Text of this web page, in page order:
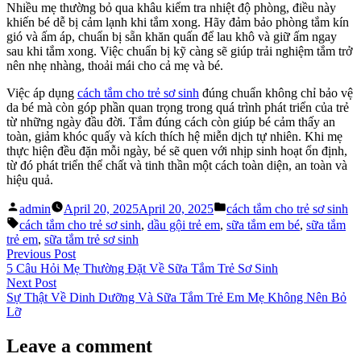
Nhiều mẹ thường bỏ qua khâu kiểm tra nhiệt độ phòng, điều này
khiến bé dễ bị cảm lạnh khi tắm xong. Hãy đảm bảo phòng tắm kín
gió và ấm áp, chuẩn bị sẵn khăn quấn để lau khô và giữ ấm ngay
sau khi tắm xong. Việc chuẩn bị kỹ càng sẽ giúp trải nghiệm tắm trở
nên nhẹ nhàng, thoải mái cho cả mẹ và bé.
Việc áp dụng cách tắm cho trẻ sơ sinh đúng chuẩn không chỉ bảo vệ
da bé mà còn góp phần quan trọng trong quá trình phát triển của trẻ
từ những ngày đầu đời. Tắm đúng cách còn giúp bé cảm thấy an
toàn, giảm khóc quấy và kích thích hệ miễn dịch tự nhiên. Khi mẹ
thực hiện đều đặn mỗi ngày, bé sẽ quen với nhịp sinh hoạt ổn định,
từ đó phát triển thể chất và tinh thần một cách toàn diện, an toàn và
hiệu quả.
Posted
by
admin April 20, 2025April 20, 2025
Posted
in
cách tắm cho trẻ sơ sinh
Tags:
cách tắm cho trẻ sơ sinh, dầu gội trẻ em, sữa tắm em bé, sữa tắm
trẻ em, sữa tắm trẻ sơ sinh
Post
navigation
Previous PostPrevious
post:
5 Câu Hỏi Mẹ Thường Đặt Về Sữa Tắm Trẻ Sơ Sinh
Next PostNext
post:
Sự Thật Về Dinh Dưỡng Và Sữa Tắm Trẻ Em Mẹ Không Nên Bỏ
Lỡ
Leave a comment